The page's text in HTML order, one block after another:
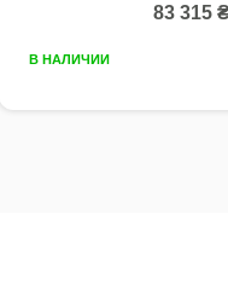
83 315
В НАЛИЧИИ